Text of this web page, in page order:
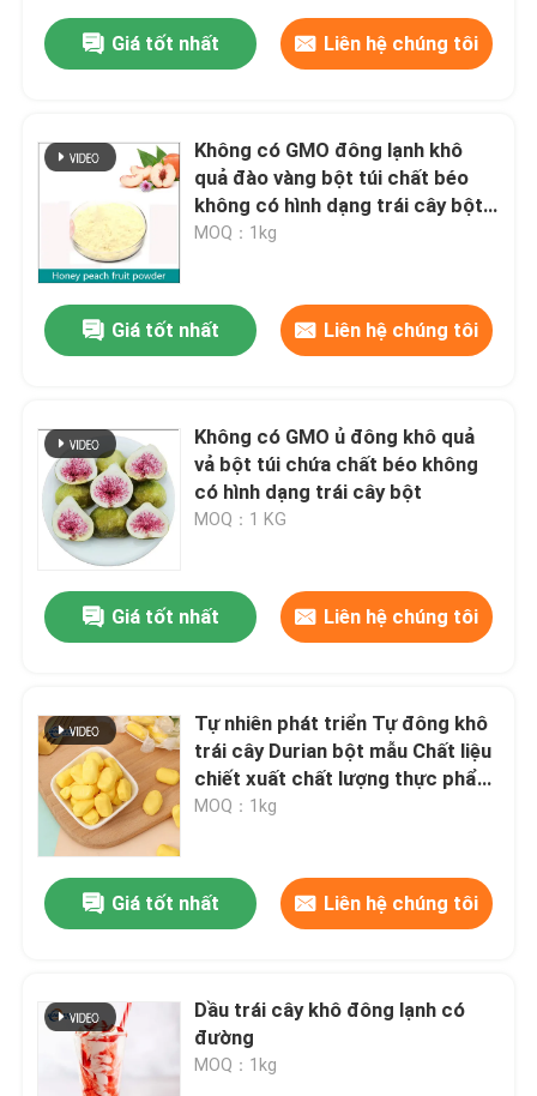
Nhà
Video
Giá tốt nhất Liên hệ chúng tôi
Không có GMO đông lạnh khô
quả đào vàng bột túi chất béo
không có hình dạng trái cây bột
lưu trữ
MOQ：1kg
Giá tốt nhất Liên hệ chúng tôi
Không có GMO ủ đông khô quả
vả bột túi chứa chất béo không
có hình dạng trái cây bột
MOQ：1 KG
Giá tốt nhất Liên hệ chúng tôi
Tự nhiên phát triển Tự đông khô
trái cây Durian bột mẫu Chất liệu
chiết xuất chất lượng thực phẩm
Bao bì không có GMO
MOQ：1kg
Giá tốt nhất Liên hệ chúng tôi
Dầu trái cây khô đông lạnh có
đường
MOQ：1kg